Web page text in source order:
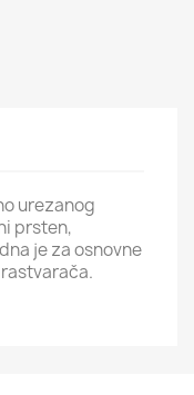
urezanog
prsten,
je za osnovne